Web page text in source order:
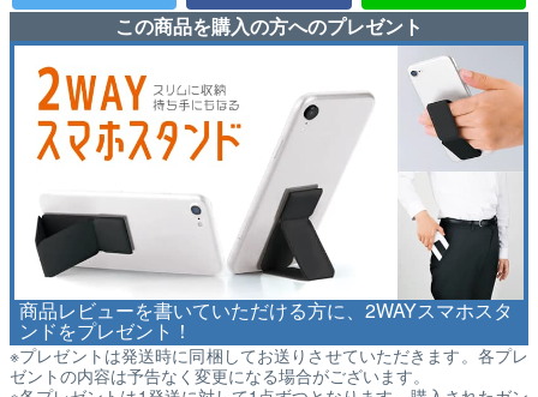
この商品を購入の方へのプレゼント
商品レビューを書いていただける方に、2WAYスマホスタ
ンドをプレゼント！
※プレゼントは発送時に同梱してお送りさせていただきます。各プレ
ゼントの内容は予告なく変更になる場合がございます。